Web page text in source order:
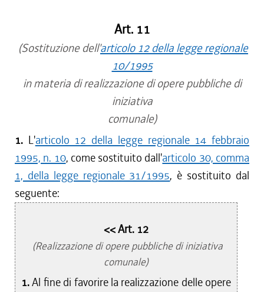
Art. 11
(Sostituzione dell'articolo 12 della legge regionale
10/1995
in materia di realizzazione di opere pubbliche di
iniziativa
comunale)
1. L'articolo 12 della legge regionale 14 febbraio
1995, n. 10, come sostituito dall'articolo 30, comma
1, della legge regionale 31/1995, è sostituito dal
seguente:
<< Art. 12
(Realizzazione di opere pubbliche di iniziativa
comunale)
1.Al fine di favorire la realizzazione delle opere